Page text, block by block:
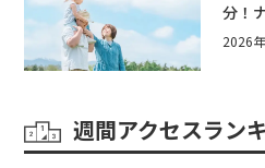
分！
券や
2026
週間アクセスラン